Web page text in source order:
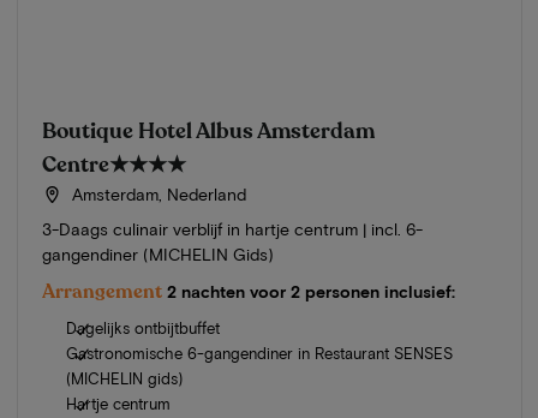
Boutique Hotel Albus Amsterdam
Centre★★★★
Amsterdam, Nederland
3-Daags culinair verblijf in hartje centrum | incl. 6-
gangendiner (MICHELIN Gids)
Arrangement 2 nachten voor 2 personen inclusief:
Dagelijks ontbijtbuffet
Gastronomische 6-gangendiner in Restaurant SENSES
(MICHELIN gids)
Hartje centrum